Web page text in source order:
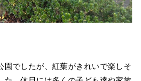
園でしたが、紅葉がきれいで楽しそ